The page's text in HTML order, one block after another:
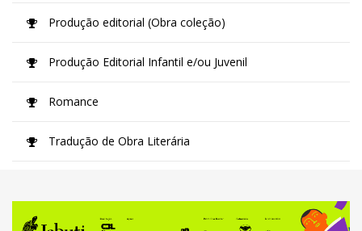
Produção editorial (Obra coleção)
Produção Editorial Infantil e/ou Juvenil
Romance
Tradução de Obra Literária